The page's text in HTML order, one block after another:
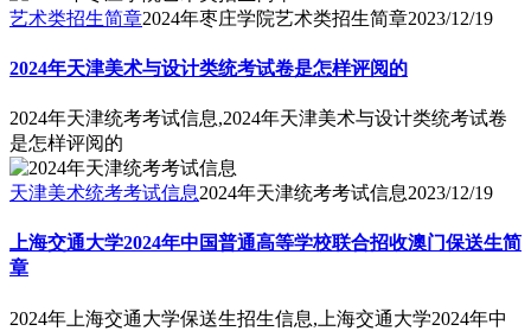
艺术类招生简章2024年枣庄学院艺术类招生简章2023/12/19
2024年天津美术与设计类统考试卷是怎样评阅的
2024年天津统考考试信息,2024年天津美术与设计类统考试卷
是怎样评阅的
天津美术统考考试信息2024年天津统考考试信息2023/12/19
上海交通大学2024年中国普通高等学校联合招收澳门保送生简
章
2024年上海交通大学保送生招生信息,上海交通大学2024年中